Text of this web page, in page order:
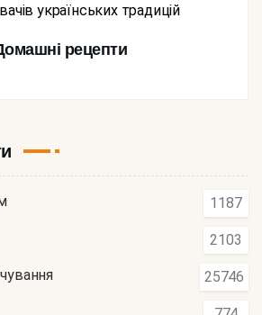
українських традицій
рецепти
1187
2103
25746